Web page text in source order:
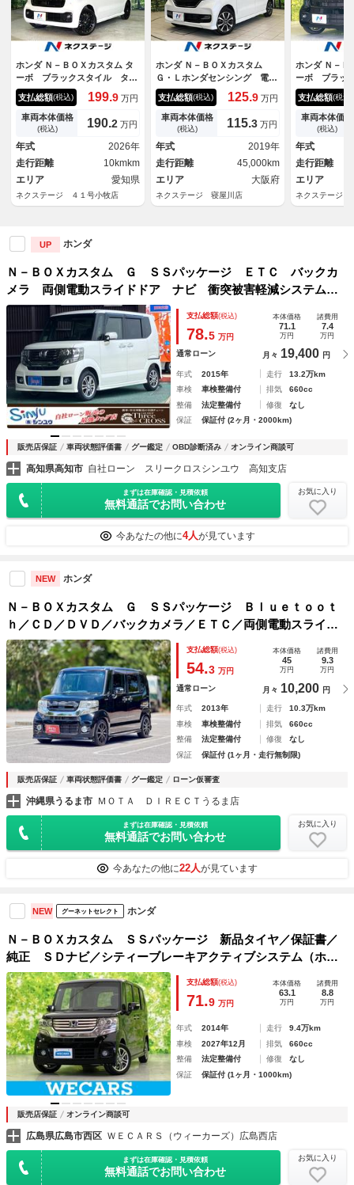
ホンダ Ｎ－ＢＯＸカスタム タ
ーボ ブラックスタイル ター
ボ 届出済未使用車 両側電動
ドア バックカメラ 衝突被害
軽減システム パドルシフト
コーナーセンサー スマートキ
ー ＬＥＤヘッド 純正１５イ
ンチアルミ オートハイビー
ム 車線逸脱警報
支払総額(税込) 199.9 万円
車両本体価格
(税込) 190.2 万円
年式
2026年
走行距離
10kmkm
エリア
愛知県
ネクステージ ４１号小牧店
ホンダ Ｎ－ＢＯＸカスタム
Ｇ・Ｌホンダセンシング 電動
スライドドア ８インチナビ
バックカメラ 衝突被害軽減シ
ステム 禁煙車 ドラレコ ス
マートキー ＬＥＤヘッド ビ
ルトインＥＴＣ 純正１４イン
チアルミ 車線逸脱警報 オー
トライト
支払総額(税込) 125.9 万円
車両本体価格
(税込) 115.3 万円
年式
2019年
走行距離
45,000km
エリア
大阪府
ネクステージ 寝屋川店
ホンダ Ｎ－Ｂ
ーボ ブラッ
済未使用車
ックカメラ
テム レーダ
ナーセンサ
ＬＥＤヘッド
アルミ オー
線逸脱警報
支払総額(税込)
車両本体価格
(税込)
年式
走行距離
エリア
ネクステージ
UP ホンダ
Ｎ－ＢＯＸカスタム Ｇ ＳＳパッケージ ＥＴＣ バックカ
メラ 両側電動スライドドア ナビ 衝突被害軽減システム
オートライト ＨＩＤ スマートキー アイドリングストッ
プ 電動格納ミラー ベンチシート ＣＶＴ 盗難防止システ
ム ＡＢＳ
支払総額(税込)
78.5 万円
本体価格
71.1
万円
諸費用
7.4
万円
通常ローン 月々 19,400 円
年式 2015年 走行
13.2万km
車検
車検整備付 排気
660cc
整備
法定整備付 修復
なし
保証
保証付 (2ヶ月・2000km)
販売店保証 車両状態評価書 グー鑑定 OBD診断済み オンライン商談可
高知県高知市 自社ローン スリークロスシンユウ 高知支店
まずは在庫確認・見積依頼
無料通話でお問い合わせ
お気に入り
今あなたの他に4人が見ています
NEW ホンダ
Ｎ－ＢＯＸカスタム Ｇ ＳＳパッケージ Ｂｌｕｅｔｏｏｔ
ｈ／ＣＤ／ＤＶＤ／バックカメラ／ＥＴＣ／両側電動スライド
ドア
支払総額(税込)
54.3 万円
本体価格
45
万円
諸費用
9.3
万円
通常ローン 月々 10,200 円
年式 2013年 走行
10.3万km
車検
車検整備付 排気
660cc
整備
法定整備付 修復
なし
保証
保証付 (1ヶ月・走行無制限)
販売店保証 車両状態評価書 グー鑑定 ローン仮審査
沖縄県うるま市 ＭＯＴＡ ＤＩＲＥＣＴうるま店
まずは在庫確認・見積依頼
無料通話でお問い合わせ
お気に入り
今あなたの他に22人が見ています
NEW グーネットセレクト ホンダ
Ｎ－ＢＯＸカスタム ＳＳパッケージ 新品タイヤ／保証書／
純正 ＳＤナビ／シティーブレーキアクティブシステム（ホン
ダ）／両側電動スライドドア／ヘッドランプ ＨＩＤ／Ｂｌｕ
ｅｔｏｏｔｈ接続／ＥＴＣ／ＥＢＤ付ＡＢＳ／横滑り防止装置
支払総額(税込)
71.9 万円
本体価格
63.1
万円
諸費用
8.8
万円
年式 2014年 走行
9.4万km
車検
2027年12月 排気
660cc
整備
法定整備付 修復
なし
保証
保証付 (1ヶ月・1000km)
販売店保証 オンライン商談可
広島県広島市西区 ＷＥＣＡＲＳ（ウィーカーズ）広島西店
まずは在庫確認・見積依頼
無料通話でお問い合わせ
お気に入り